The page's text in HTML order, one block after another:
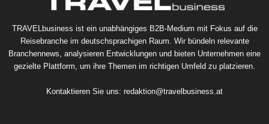
TRAVELbusiness ist ein unabhängiges B2B-Medium mit Fokus auf die
Reisebranche im deutschsprachigen Raum. Wir bündeln relevante
Branchennews, analysieren Entwicklungen und bieten Unternehmen eine
gezielte Plattform, um ihre Themen im richtigen Umfeld zu platzieren.
Kontaktieren Sie uns: redaktion@travelbusiness.at